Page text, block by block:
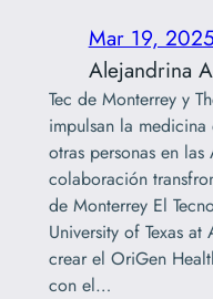
Mar 19, 2025
Alejandrina
Tec de Monterrey y
impulsan la
otras personas en
colaboración
de Monterrey El
University of Texas at
crear el OriGen
con el…